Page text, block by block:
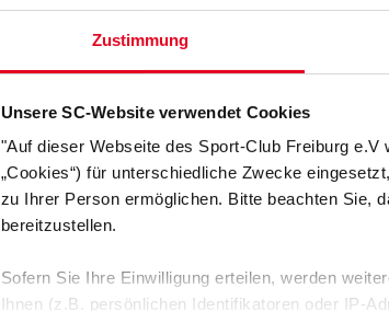
Zustimmung
Unsere SC-Website verwendet Cookies
"Auf dieser Webseite des Sport-Club Freiburg
„Cookies“) für unterschiedliche Zwecke
zu Ihrer Person ermöglichen. Bitte beachten Sie,
bereitzustellen.
Sofern Sie Ihre Einwilligung erteilen, werden
Ihnen (z.B. persönlichen Identifikatoren oder IP-